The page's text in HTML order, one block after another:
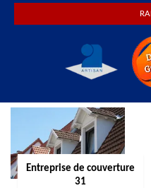
Entreprise de couverture
31